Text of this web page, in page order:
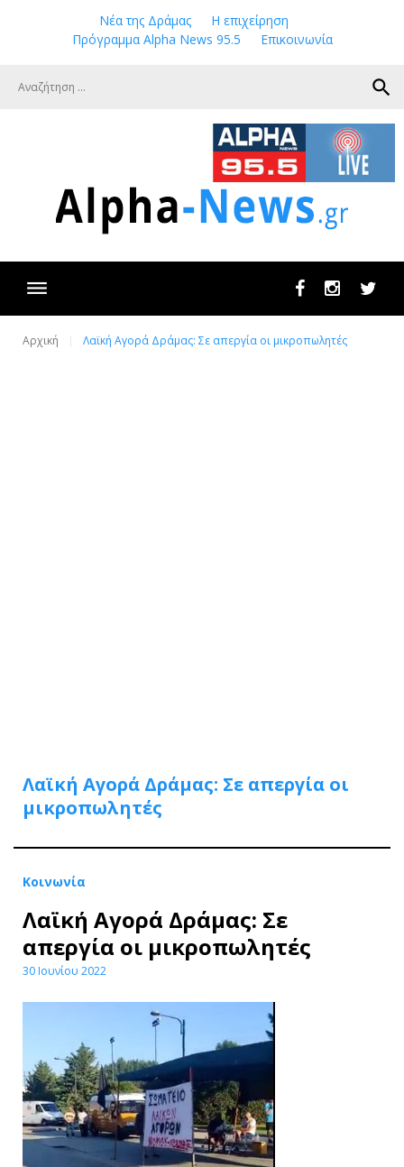
Νέα της Δράμας
Η επιχείρηση
Πρόγραμμα Alpha News 95.5
Επικοινωνία
search
FacebookInstagram
Αρχική Λαϊκή Αγορά Δράμας: Σε απεργία οι μικροπωλητές
Λαϊκή Αγορά Δράμας: Σε απεργία οι
μικροπωλητές
Κοινωνία
Λαϊκή Αγορά Δράμας: Σε
απεργία οι μικροπωλητές
30 Ιουνίου 2022